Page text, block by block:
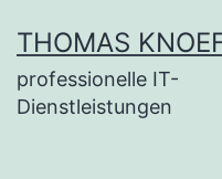
Inhalt
springen
THOMAS
professionelle IT-
Dienstleistungen